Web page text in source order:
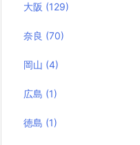
大阪 (129)
奈良 (70)
岡山 (4)
広島 (1)
徳島 (1)